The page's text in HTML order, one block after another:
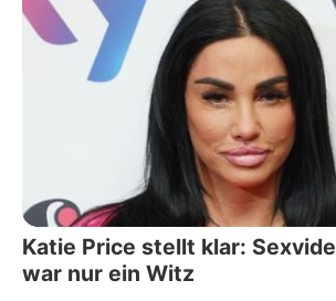
Katie Price stellt klar:
war nur ein Witz